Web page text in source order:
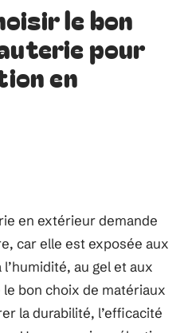
le bon
pour
en
en extérieur demande
car elle est exposée aux
au gel et aux
bon choix de matériaux
la durabilité, l’efficacité